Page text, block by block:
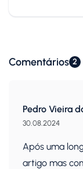
Comentários 2
Pedro Vieira
30.08.2024
Após uma
artigo mas